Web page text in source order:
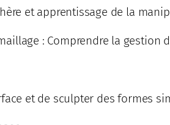
et apprentissage de la
: Comprendre la gestion
et de sculpter des formes